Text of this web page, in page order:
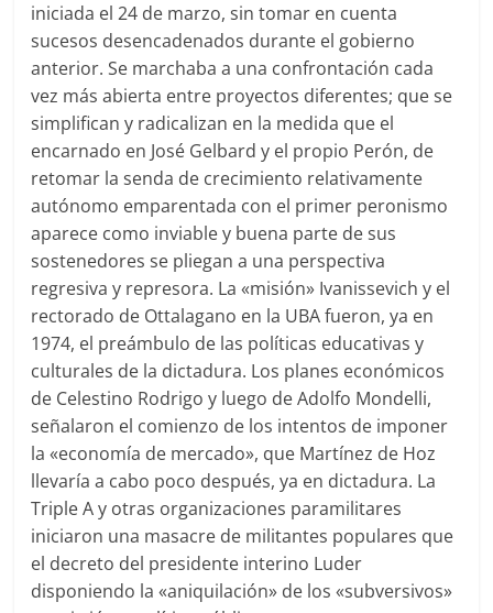
iniciada el 24 de marzo, sin tomar en cuenta
sucesos desencadenados durante el gobierno
anterior. Se marchaba a una confrontación cada
vez más abierta entre proyectos diferentes; que se
simplifican y radicalizan en la medida que el
encarnado en José Gelbard y el propio Perón, de
retomar la senda de crecimiento relativamente
autónomo emparentada con el primer peronismo
aparece como inviable y buena parte de sus
sostenedores se pliegan a una perspectiva
regresiva y represora. La «misión» Ivanissevich y el
rectorado de Ottalagano en la UBA fueron, ya en
1974, el preámbulo de las políticas educativas y
culturales de la dictadura. Los planes económicos
de Celestino Rodrigo y luego de Adolfo Mondelli,
señalaron el comienzo de los intentos de imponer
la «economía de mercado», que Martínez de Hoz
llevaría a cabo poco después, ya en dictadura. La
Triple A y otras organizaciones paramilitares
iniciaron una masacre de militantes populares que
el decreto del presidente interino Luder
disponiendo la «aniquilación» de los «subversivos»